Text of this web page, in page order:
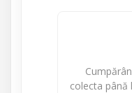
colecta până